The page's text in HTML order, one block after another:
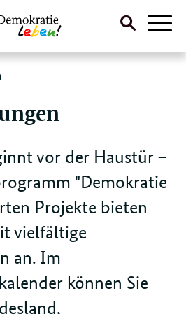
Suche
vor der Haustür –
"Demokratie
Projekte bieten
vielfältige
an. Im
können Sie